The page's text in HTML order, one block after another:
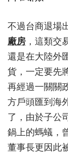
不過台商退場
廠房 ，這類交
還是在大陸外
貨，一定要先
再經過一關關
方戶頭匯到海
了，由於子公
鍋上的螞蟻，
董事長更因此